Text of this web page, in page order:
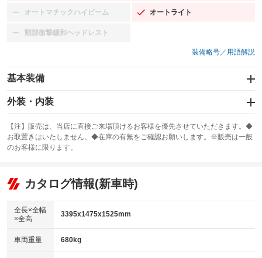
オートマチックハイビーム
：装備なし オートライト
：装備あり
頸部衝撃緩和ヘッドレスト
：装備なし
装備略号／用語解説
基本装備
エアバッグ：運転席/助手席
：装備あり
：装備なし
サンルーフ
：装備なし ABS
リフトアップ
：装備なし
：装備なし
パワーウィンドウ
アイドリングストップ
：装備あり
外装・内装
カーナビ：SDナビ
：装備あり
TV：フルセグ
：装備あり
ビジュアル：-／DVD再生
：装備あり
：装備なし
革シート
キーレス
【注】販売は、当店に直接ご来場頂けるお客様を優先させていただきます。◆
お取置きはいたしません。◆在庫の有無をご確認お願いします。※販売は一般
のお客様に限ります。
カタログ情報(新車時)
全長×全幅
×全高
3395x1475x1525mm
車両重量 680kg